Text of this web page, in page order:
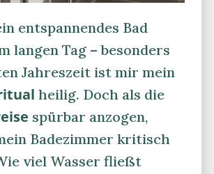
entspannendes Bad
langen Tag – besonders
Jahreszeit ist mir mein
heilig. Doch als die
spürbar anzogen,
Badezimmer kritisch
viel Wasser fließt